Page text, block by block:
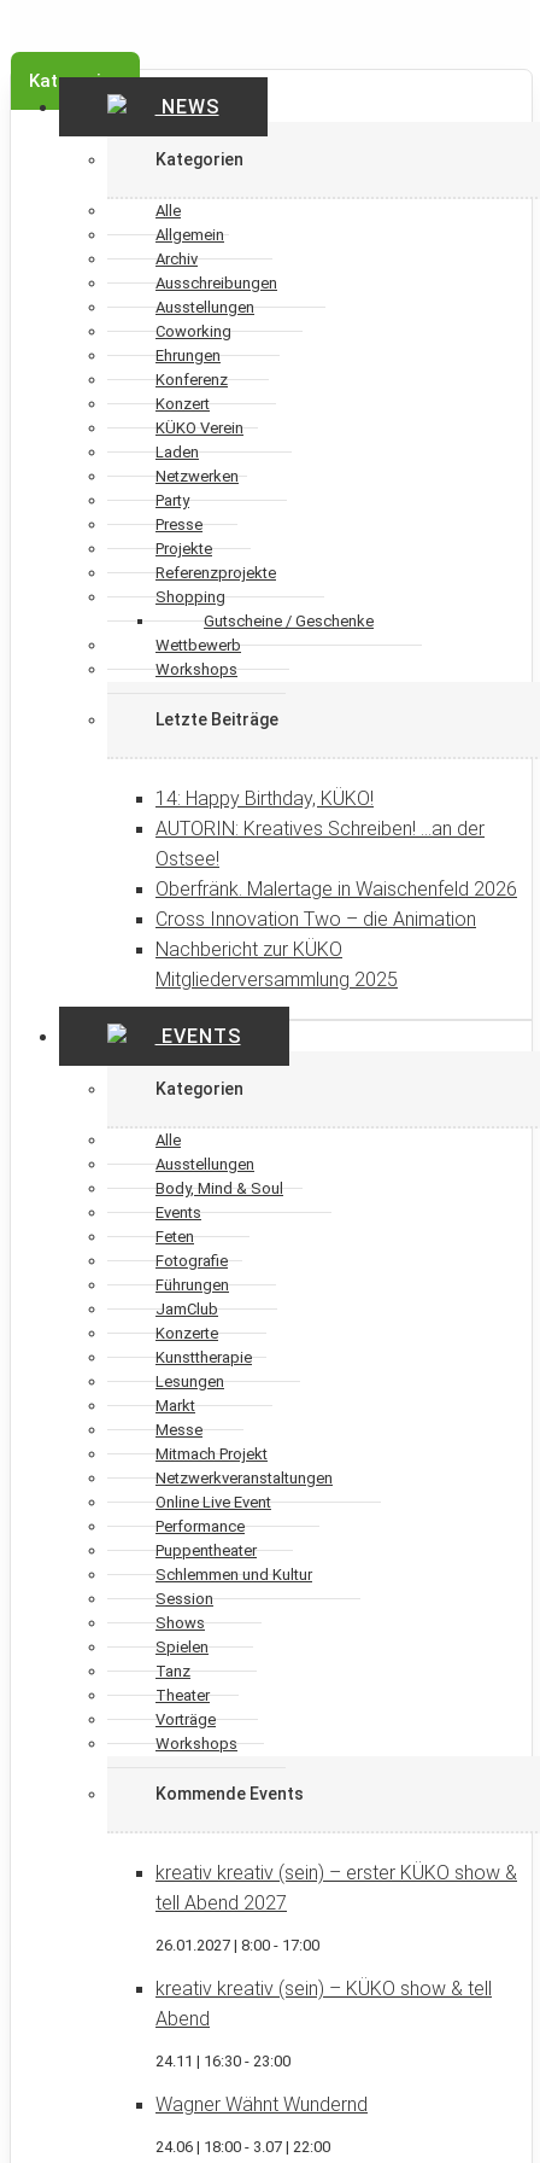
Kategorien
NEWS
Kategorien
Alle
Allgemein
Archiv
Ausschreibungen
Ausstellungen
Coworking
Ehrungen
Konferenz
Konzert
KÜKO Verein
Laden
Netzwerken
Party
Presse
Projekte
Referenzprojekte
Shopping
Gutscheine / Geschenke
Wettbewerb
Workshops
Letzte Beiträge
14: Happy Birthday, KÜKO!
AUTORIN: Kreatives Schreiben! …an der
Ostsee!
Oberfränk. Malertage in Waischenfeld 2026
Cross Innovation Two – die Animation
Nachbericht zur KÜKO
Mitgliederversammlung 2025
EVENTS
Kategorien
Alle
Ausstellungen
Body, Mind & Soul
Events
Feten
Fotografie
Führungen
JamClub
Konzerte
Kunsttherapie
Lesungen
Markt
Messe
Mitmach Projekt
Netzwerkveranstaltungen
Online Live Event
Performance
Puppentheater
Schlemmen und Kultur
Session
Shows
Spielen
Tanz
Theater
Vorträge
Workshops
Kommende Events
kreativ kreativ (sein) – erster KÜKO show &
tell Abend 2027
26.01.2027 | 8:00 - 17:00
kreativ kreativ (sein) – KÜKO show & tell
Abend
24.11 | 16:30 - 23:00
Wagner Wähnt Wundernd
24.06 | 18:00 - 3.07 | 22:00